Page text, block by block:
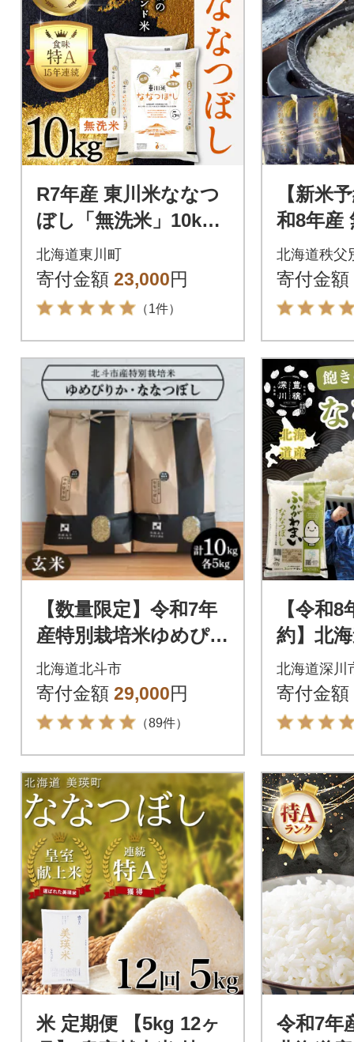
R7年産 東川米ななつ
ぼし「無洗米」10kg
(9月中旬より発送)【2
1001007-r7】
北海道東川町
寄付金額 23,000円
（1件）
【新米
和8年産
ぼし
北海道秩父
寄付金額
【数量限定】令和7年
産特別栽培米ゆめぴり
か・ななつぼし(玄米)
各5kg(合計10kg)セッ
ト
北海道北斗市
寄付金額 29,000円
（89件）
【令和
約】北
つぼし
新米 お
北海道深川
寄付金額
米 定期便 【5kg 12ヶ
令和7年